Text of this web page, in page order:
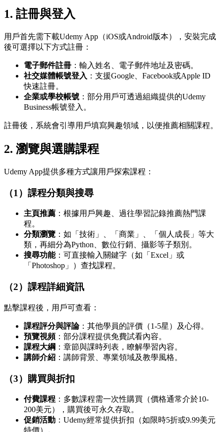
1. 註冊與登入
用戶首先需下載Udemy App（iOS或Android版本），安裝完成
後可選擇以下方式註冊：
電子郵件註冊 ：輸入姓名、電子郵件地址及密碼。
社交媒體帳號登入 ：支援Google、Facebook或Apple ID
快速註冊。
企業或學校帳號 ：部分用戶可透過組織提供的Udemy
Business帳號登入。
註冊後，系統會引導用戶填寫興趣領域，以便推薦相關課程。
2. 瀏覽與選購課程
Udemy App提供多種方式讓用戶探索課程：
（1）課程分類與搜尋
主頁推薦 ：根據用戶興趣、過往學習記錄推薦熱門課
程。
分類瀏覽 ：如「技術」、「商業」、「個人成長」等大
類，再細分為Python、數位行銷、攝影等子類別。
搜尋功能：可直接輸入關鍵字（如「Excel」或
「Photoshop」）查找課程。
（2）課程詳細資訊
點擊課程後，用戶可查看：
課程評分與評論：其他學員的評價（1-5星）及心得。
預覽視頻：部分課程提供免費試看內容。
課程大綱 ：章節與課時列表，瞭解學習內容。
講師介紹 ：講師背景、專業領域及教學風格。
（3）購買與折扣
付費課程 ：多數課程需一次性購買（價格通常介於10-
200美元），購買後可永久存取。
促銷活動 ：Udemy經常提供折扣（如限時5折或9.99美元